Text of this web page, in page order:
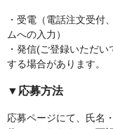
・受電（電話注文受付
ムへの入力）
・発信(ご登録いただ
する場合があります。
▼応募方法
応募ページにて、氏名